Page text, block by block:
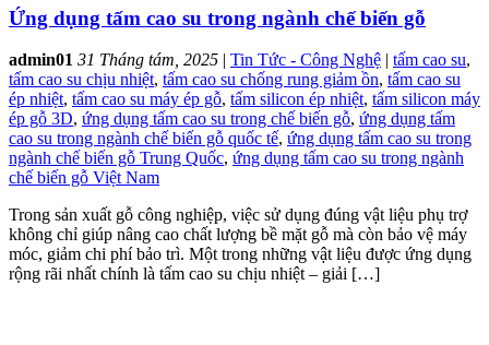
Ứng dụng tấm cao su trong ngành chế biến gỗ
admin01 31 Tháng tám, 2025 | Tin Tức - Công Nghệ | tấm cao su,
tấm cao su chịu nhiệt, tấm cao su chống rung giảm ồn, tấm cao su
ép nhiệt, tấm cao su máy ép gỗ, tấm silicon ép nhiệt, tấm silicon máy
ép gỗ 3D, ứng dụng tấm cao su trong chế biến gỗ, ứng dụng tấm
cao su trong ngành chế biến gỗ quốc tế, ứng dụng tấm cao su trong
ngành chế biến gỗ Trung Quốc, ứng dụng tấm cao su trong ngành
chế biến gỗ Việt Nam
Trong sản xuất gỗ công nghiệp, việc sử dụng đúng vật liệu phụ trợ
không chỉ giúp nâng cao chất lượng bề mặt gỗ mà còn bảo vệ máy
móc, giảm chi phí bảo trì. Một trong những vật liệu được ứng dụng
rộng rãi nhất chính là tấm cao su chịu nhiệt – giải […]